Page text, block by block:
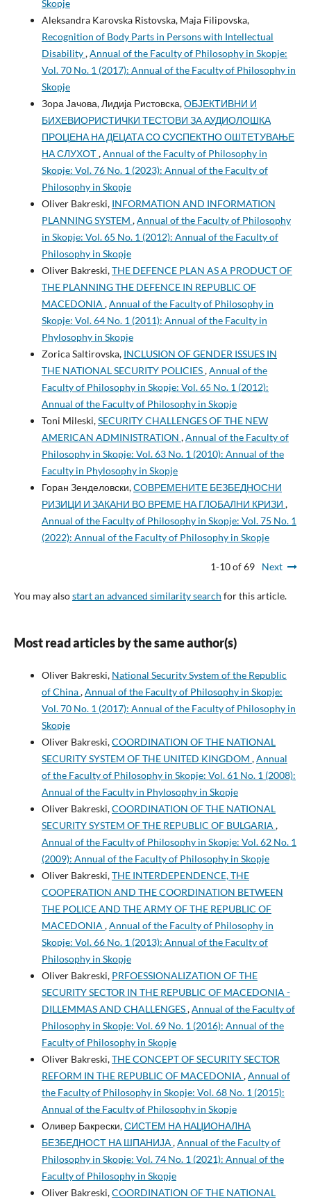
Skopje
Aleksandra Karovska Ristovska, Maja Filipovska,
Recognition of Body Parts in Persons with Intellectual
Disability,Annual of the Faculty of Philosophy in Skopje:
Vol. 70 No. 1 (2017): Annual of the Faculty of Philosophy in
Skopje
Зора Јачова, Лидија Ристовска,ОБЈЕКТИВНИ И
БИХЕВИОРИСТИЧКИ ТЕСТОВИ ЗА АУДИОЛОШКА
ПРОЦЕНА НА ДЕЦАТА СО СУСПЕКТНО ОШТЕТУВАЊЕ
НА СЛУХОТ,Annual of the Faculty of Philosophy in
Skopje: Vol. 76 No. 1 (2023): Annual of the Faculty of
Philosophy in Skopje
Oliver Bakreski, INFORMATION AND INFORMATION
PLANNING SYSTEM ,Annual of the Faculty of Philosophy
in Skopje: Vol. 65 No. 1 (2012): Annual of the Faculty of
Philosophy in Skopje
Oliver Bakreski,THE DEFENCE PLAN AS A PRODUCT OF
THE PLANNING THE DEFENCE IN REPUBLIC OF
MACEDONIA ,Annual of the Faculty of Philosophy in
Skopje: Vol. 64 No. 1 (2011): Annual of the Faculty in
Phylosophy in Skopje
Zorica Saltirovska, INCLUSION OF GENDER ISSUES IN
THE NATIONAL SECURITY POLICIES,Annual of the
Faculty of Philosophy in Skopje: Vol. 65 No. 1 (2012):
Annual of the Faculty of Philosophy in Skopje
Toni Mileski,SECURITY CHALLENGES OF THE NEW
AMERICAN ADMINISTRATION ,Annual of the Faculty of
Philosophy in Skopje: Vol. 63 No. 1 (2010): Annual of the
Faculty in Phylosophy in Skopje
Горан Зенделовски,СОВРЕМЕНИТЕ БЕЗБЕДНОСНИ
РИЗИЦИ И ЗАКАНИ ВО ВРЕМЕ НА ГЛОБАЛНИ КРИЗИ ,
Annual of the Faculty of Philosophy in Skopje: Vol. 75 No. 1
(2022): Annual of the Faculty of Philosophy in Skopje
1-10 of 69 Next
You may alsostart an advanced similarity search for this article.
Most read articles by the same author(s)
Oliver Bakreski, National Security System of the Republic
of China,Annual of the Faculty of Philosophy in Skopje:
Vol. 70 No. 1 (2017): Annual of the Faculty of Philosophy in
Skopje
Oliver Bakreski,COORDINATION OF THE NATIONAL
SECURITY SYSTEM OF THE UNITED KINGDOM ,Annual
of the Faculty of Philosophy in Skopje: Vol. 61 No. 1 (2008):
Annual of the Faculty in Phylosophy in Skopje
Oliver Bakreski,COORDINATION OF THE NATIONAL
SECURITY SYSTEM OF THE REPUBLIC OF BULGARIA ,
Annual of the Faculty of Philosophy in Skopje: Vol. 62 No. 1
(2009): Annual of the Faculty of Philosophy in Skopje
Oliver Bakreski,THE INTERDEPENDENCE, THE
COOPERATION AND THE COORDINATION BETWEEN
THE POLICE AND THE ARMY OF THE REPUBLIC OF
MACEDONIA ,Annual of the Faculty of Philosophy in
Skopje: Vol. 66 No. 1 (2013): Annual of the Faculty of
Philosophy in Skopje
Oliver Bakreski, PRFOESSIONALIZATION OF THE
SECURITY SECTOR IN THE REPUBLIC OF MACEDONIA -
DILLEMMAS AND CHALLENGES,Annual of the Faculty of
Philosophy in Skopje: Vol. 69 No. 1 (2016): Annual of the
Faculty of Philosophy in Skopje
Oliver Bakreski,THE CONCEPT OF SECURITY SECTOR
REFORM IN THE REPUBLIC OF MACEDONIA ,Annual of
the Faculty of Philosophy in Skopje: Vol. 68 No. 1 (2015):
Annual of the Faculty of Philosophy in Skopje
Оливер Бакрески,СИСТЕМ НА НАЦИОНАЛНА
БЕЗБЕДНОСТ НА ШПАНИЈА,Annual of the Faculty of
Philosophy in Skopje: Vol. 74 No. 1 (2021): Annual of the
Faculty of Philosophy in Skopje
Oliver Bakreski,COORDINATION OF THE NATIONAL